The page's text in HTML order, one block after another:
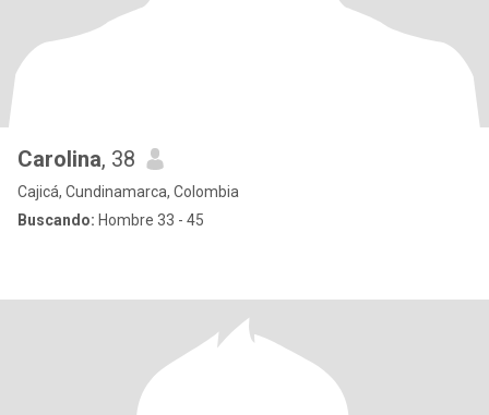
Carolina, 38
Cajicá, Cundinamarca, Colombia
Buscando: Hombre 33 - 45